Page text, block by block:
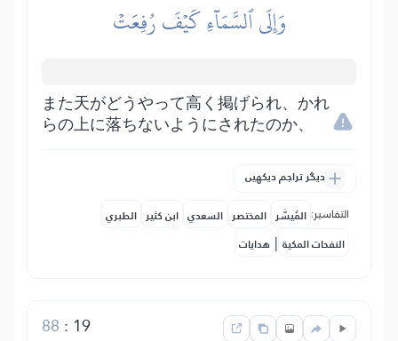
وَإِلَى ٱلسَّمَآءِ كَيۡفَ رُفِعَتۡ
また天がどうやって高く掲げられ、かれ
らの上に落ちないようにされたのか、
دیگر تراجم دیکھیں
التفاسير: المُيسَّر المختصر السعدي ابن كثير الطبري
النفحات المكية | هدايات
19
:
88